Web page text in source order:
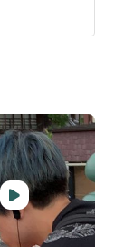
資源発掘コー